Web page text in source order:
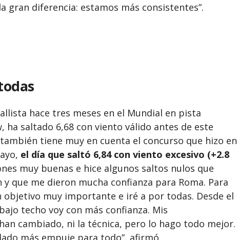
gran diferencia: estamos más consistentes”.
hace tres meses en el Mundial en pista
ha saltado 6,68 con viento válido antes de este
tiene muy en cuenta el concurso que hizo en
el día que saltó 6,84 con viento excesivo (+2.8
muy buenas e hice algunos saltos nulos que
que me dieron mucha confianza para Roma. Para
objetivo muy importante e iré a por todas. Desde el
techo voy con más confianza. Mis
cambiado, ni la técnica, pero lo hago todo mejor.
más empuje para todo”, afirmó.